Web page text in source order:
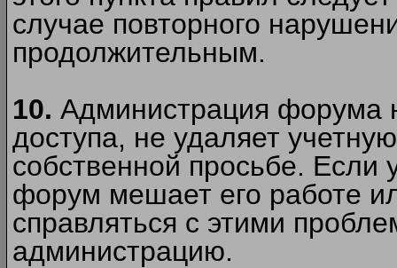
случае повторного
продолжительным.
10. Администрация форума
доступа, не удаляет
собственной просьбе. Если
форум мешает его работе
справляться с этими
администрацию.